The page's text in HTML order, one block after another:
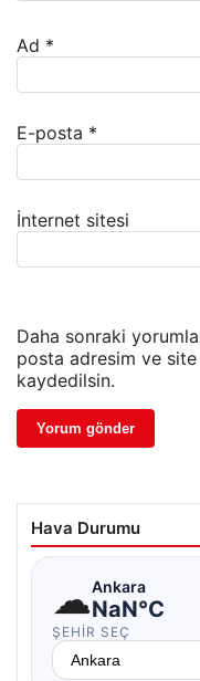
Ad *
E-posta *
İnternet sitesi
Daha sonraki
posta adresim ve site
kaydedilsin.
Hava Durumu
☁Ankara
NaN°C
ŞEHIR SEÇ